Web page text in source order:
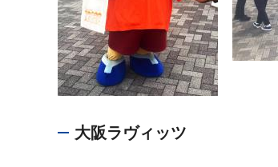
大阪ラヴィッツ